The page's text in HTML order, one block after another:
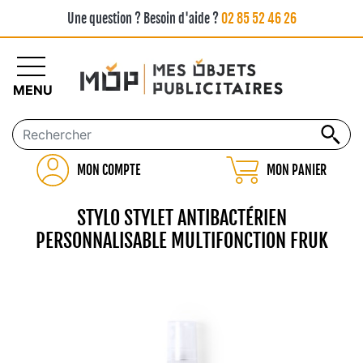
Une question ? Besoin d'aide ?02 85 52 46 26
MON COMPTE MON PANIER
MENU
STYLO STYLET ANTIBACTÉRIEN
PERSONNALISABLE MULTIFONCTION FRUK